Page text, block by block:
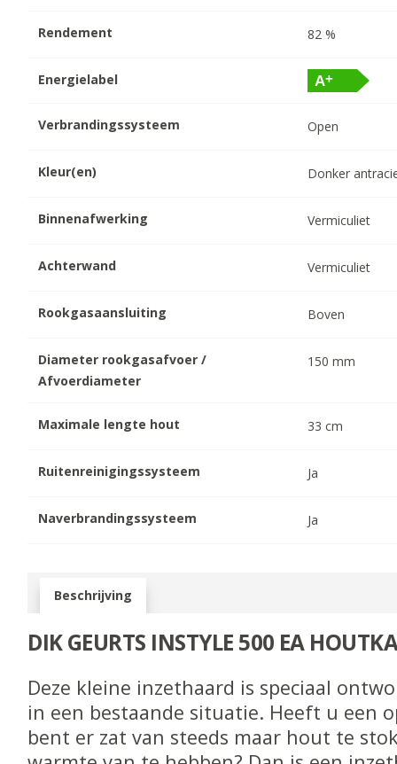
Rendement 82 %
Energielabel
Verbrandingssysteem Open
Kleur(en) Donker
Binnenafwerking Vermiculiet
Achterwand Vermiculiet
Rookgasaansluiting Boven
Diameter rookgasafvoer /
Afvoerdiameter
150 mm
Maximale lengte hout 33 cm
Ruitenreinigingssysteem Ja
Naverbrandingssysteem Ja
Beschrijving
DIK GEURTS INSTYLE 500 EA
Deze kleine inzethaard is speciaal
in een bestaande situatie. Heeft u een
bent er zat van steeds maar hout te